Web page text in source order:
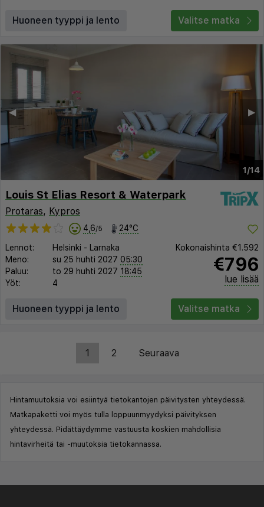
Huoneen tyyppi ja lento Valitse matka
1/14
▶︎
◀︎
Louis St Elias Resort & Waterpark
Protaras, Kypros
4,6/5 24°C
Lennot: Helsinki -
Larnaka
Meno:
su 25 huhti 2027 05:30
Paluu:
to 29 huhti 2027 18:45
Yöt:
4
Kokonaishinta €1.592
€796
lue lisää
Huoneen tyyppi ja lento Valitse matka
1 2 Seuraava
Hintamuutoksia voi esiintyä tietokantojen päivitysten yhteydessä.
Matkapaketti voi myös tulla loppuunmyydyksi päivityksen
yhteydessä. Pidättäydymme vastuusta koskien mahdollisia
hintavirheitä tai -muutoksia tietokannassa.